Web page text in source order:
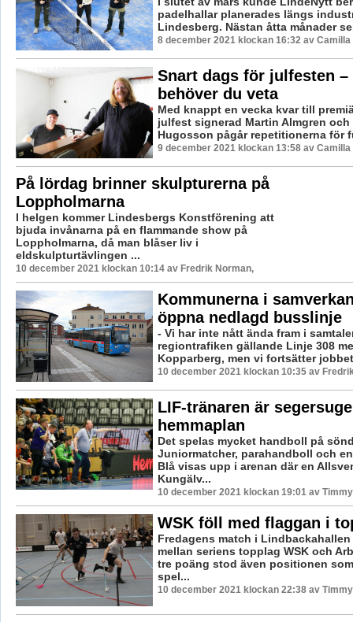
padelhallar planerades längs
Lindesberg. Nästan åtta månader
8 december 2021 klockan 16:32 av Camilla
Snart dags för julfesten –
behöver du veta
Med knappt en vecka kvar till
julfest signerad Martin Almgren och
Hugosson pågår repetitionerna för
9 december 2021 klockan 13:58 av Camilla
På lördag brinner skulpturerna på
Loppholmarna
I helgen kommer Lindesbergs Konstförening att
bjuda invånarna på en flammande show på
Loppholmarna, då man blåser liv i
eldskulpturtävlingen ...
10 december 2021 klockan 10:14 av Fredrik Norman,
Kommunerna i
öppna nedlagd busslinje
- Vi har inte nått ända fram i
regiontrafiken gällande Linje 308
Kopparberg, men vi fortsätter
10 december 2021 klockan 10:35 av
LIF-tränaren är
hemmaplan
Det spelas mycket handboll på
Juniormatcher, parahandboll och
Blå visas upp i arenan där en
Kungälv...
10 december 2021 klockan 19:01 av
WSK föll med flaggan i
Fredagens match i Lindbackahallen
mellan seriens topplag WSK och
tre poäng stod även positionen
spel...
10 december 2021 klockan 22:38 av